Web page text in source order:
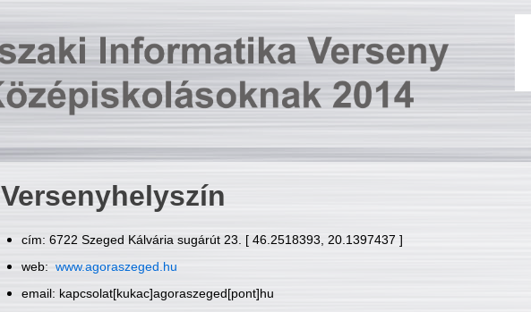
Versenyhelyszín
cím: 6722 Szeged Kálvária sugárút 23. [ 46.2518393, 20.1397437 ]
web: www.agoraszeged.hu
email: kapcsolat[kukac]agoraszeged[pont]hu